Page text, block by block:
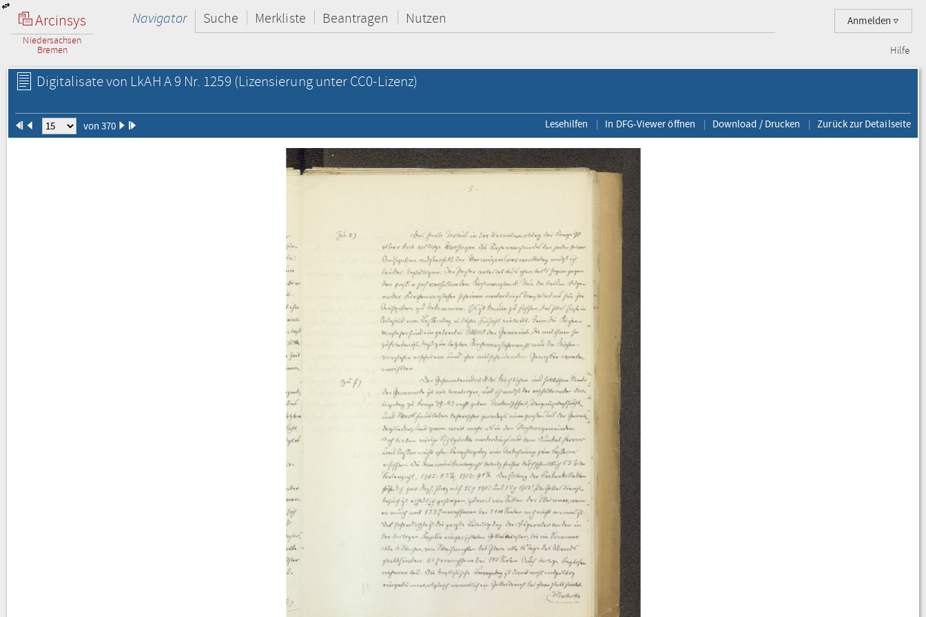
Arcinsys
Niedersachsen
Bremen
Anmelden
Navigator Suche Merkliste Beantragen Nutzen
Hilfe
Digitalisate von LkAH A 9 Nr. 1259 (Lizensierung unter CC0-Lizenz)
von 370 Lesehilfen In DFG-Viewer öffnen Download / Drucken Zurück zur Detailseite